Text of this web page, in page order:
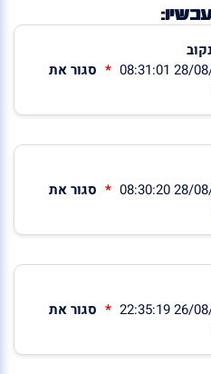
סגור את
סגור את
סגור את